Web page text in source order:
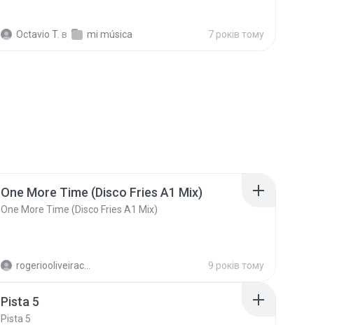
Octavio T. в mi música 7 років тому
One More Time (Disco Fries A1 Mix)
One More Time (Disco Fries A1 Mix)
9 років тому
Pista 5
Pista 5